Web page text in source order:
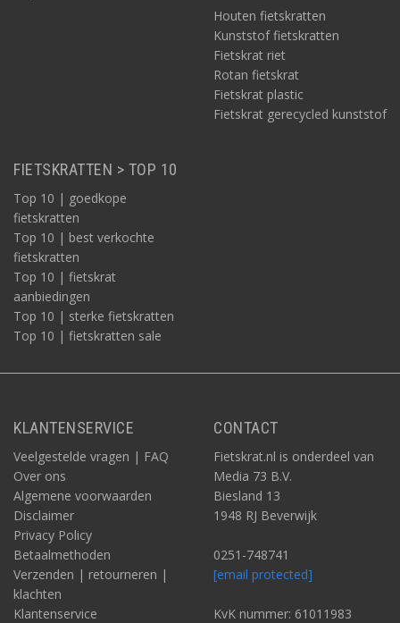
Houten fietskratten
Kunststof fietskratten
Fietskrat riet
Rotan fietskrat
Fietskrat plastic
Fietskrat gerecycled kunststof
FIETSKRATTEN > TOP 10
Top 10 | goedkope
fietskratten
Top 10 | best verkochte
fietskratten
Top 10 | fietskrat
aanbiedingen
Top 10 | sterke fietskratten
Top 10 | fietskratten sale
KLANTENSERVICE
Veelgestelde vragen | FAQ
Over ons
Algemene voorwaarden
Disclaimer
Privacy Policy
Betaalmethoden
Verzenden | retourneren |
klachten
Klantenservice
CONTACT
Fietskrat.nl is onderdeel van
Media 73 B.V.
Biesland 13
1948 RJ Beverwijk
0251-748741
[email protected]
KvK nummer: 61011983